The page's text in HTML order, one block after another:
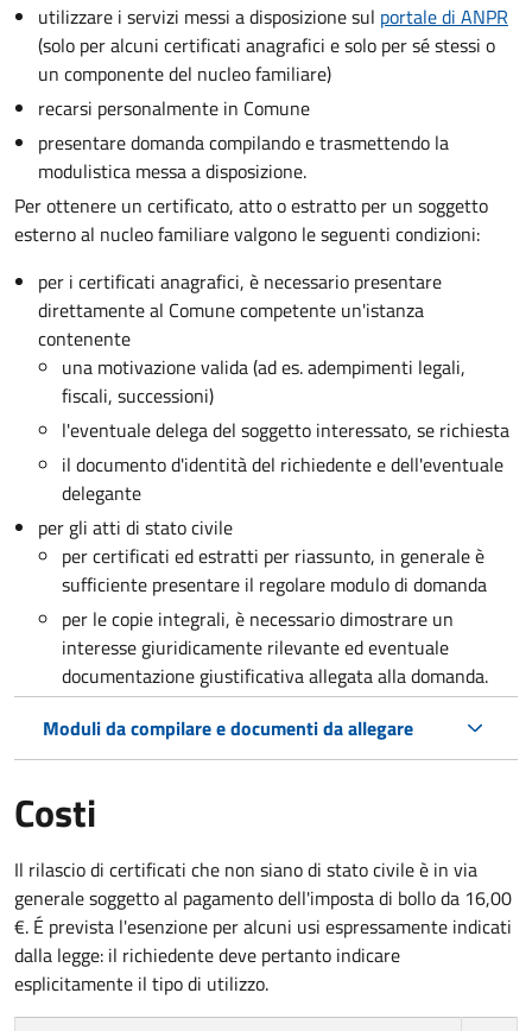
utilizzare i servizi messi a disposizione sul portale di ANPR
(solo per alcuni certificati anagrafici e solo per sé stessi o
un componente del nucleo familiare)
recarsi personalmente in Comune
presentare domanda compilando e trasmettendo la
modulistica messa a disposizione.
Per ottenere un certificato, atto o estratto per un soggetto
esterno al nucleo familiare valgono le seguenti condizioni:
per i certificati anagrafici, è necessario presentare
direttamente al Comune competente un'istanza
contenente
una motivazione valida (ad es. adempimenti legali,
fiscali, successioni)
l'eventuale delega del soggetto interessato, se richiesta
il documento d'identità del richiedente e dell'eventuale
delegante
per gli atti di stato civile
per certificati ed estratti per riassunto, in generale è
sufficiente presentare il regolare modulo di domanda
per le copie integrali, è necessario dimostrare un
interesse giuridicamente rilevante ed eventuale
documentazione giustificativa allegata alla domanda.
Moduli da compilare e documenti da allegare
Costi
Il rilascio di certificati che non siano di stato civile è in via
generale soggetto al pagamento dell'imposta di bollo da 16,00
€. É prevista l'esenzione per alcuni usi espressamente indicati
dalla legge: il richiedente deve pertanto indicare
esplicitamente il tipo di utilizzo.